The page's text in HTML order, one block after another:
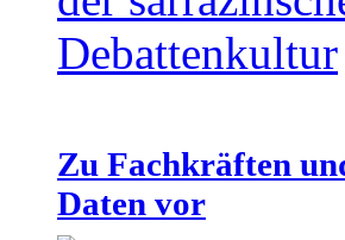
Zu Fachkräften
Daten vor